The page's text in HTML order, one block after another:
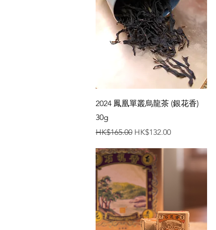
快速瀏覽
2024 鳳凰單叢烏龍茶 (銀花香)
30g
一般價格
HK$165.00 促銷價格
HK$132.00